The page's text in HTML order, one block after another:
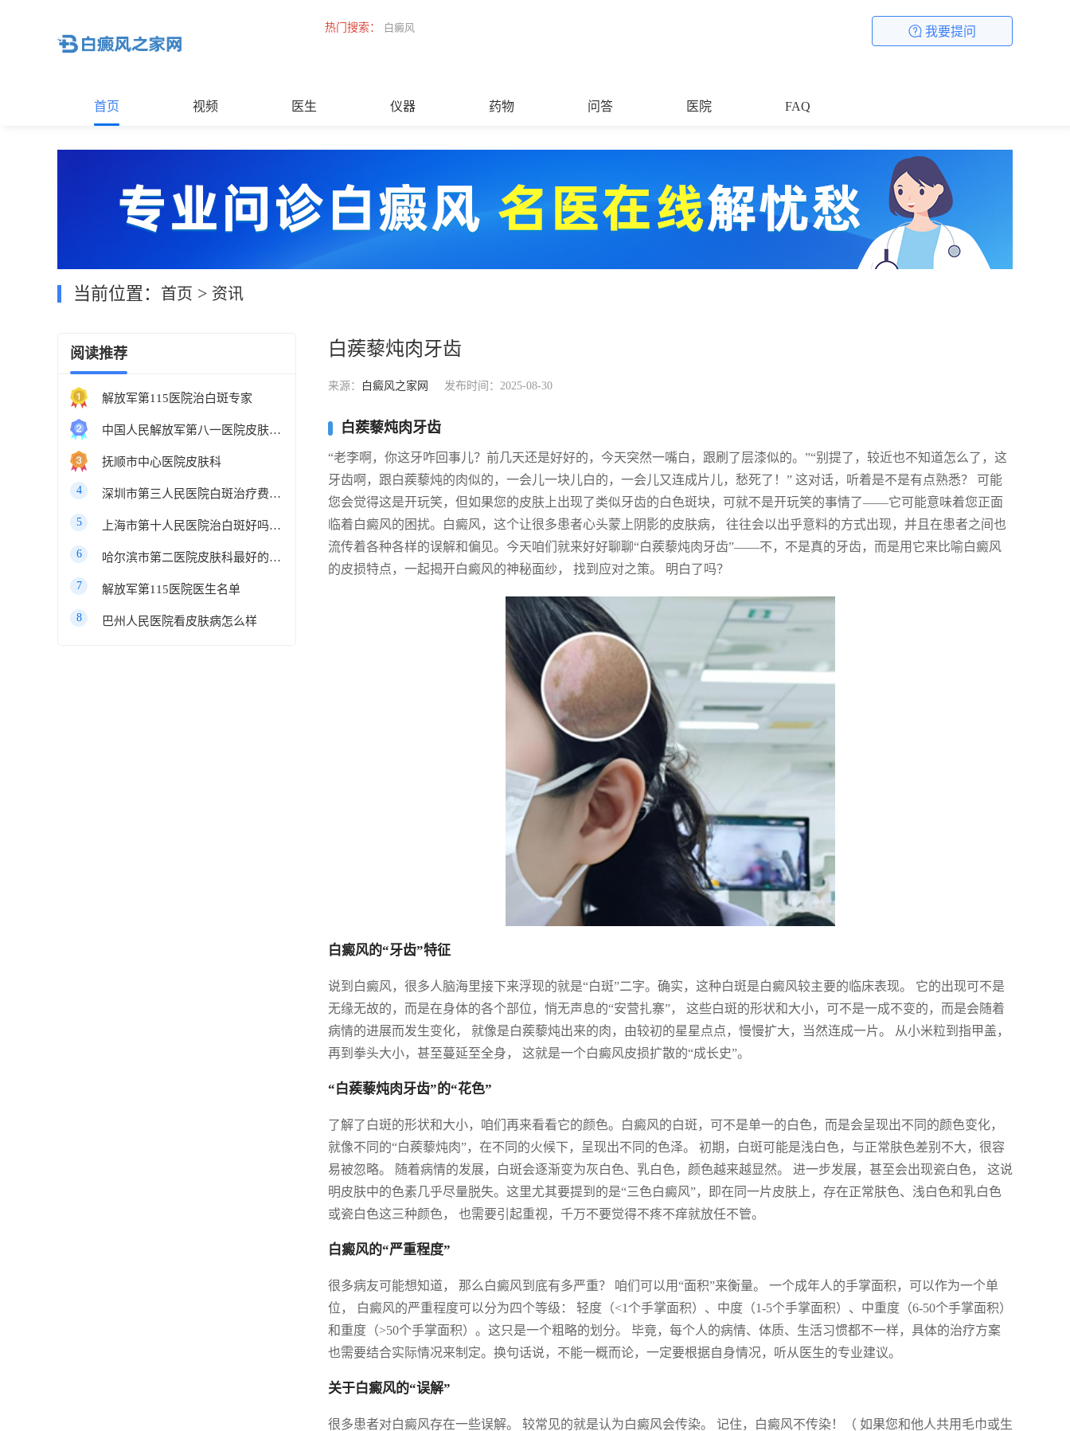
热门搜索： 白癜风 我要提问
首页 视频 医生 仪器 药物 问答 医院 FAQ
当前位置： 首页 > 资讯
阅读推荐
解放军第115医院治白斑专家
中国人民解放军第八一医院皮肤科最好的医生
抚顺市中心医院皮肤科
4 深圳市第三人民医院白斑治疗费用多少
5 上海市第十人民医院治白斑好吗知乎
6 哈尔滨市第二医院皮肤科最好的医生
7 解放军第115医院医生名单
8 巴州人民医院看皮肤病怎么样
白蒺藜炖肉牙齿
来源： 白癜风之家网 发布时间：2025-08-30
白蒺藜炖肉牙齿
“老李啊，你这牙咋回事儿？前几天还是好好的，今天突然一嘴白，跟刷了层漆似的。”“别提了，较近也不知道怎么了，这
牙齿啊，跟白蒺藜炖的肉似的，一会儿一块儿白的，一会儿又连成片儿，愁死了！” 这对话，听着是不是有点熟悉？ 可能
您会觉得这是开玩笑，但如果您的皮肤上出现了类似牙齿的白色斑块，可就不是开玩笑的事情了——它可能意味着您正面
临着白癜风的困扰。白癜风，这个让很多患者心头蒙上阴影的皮肤病， 往往会以出乎意料的方式出现，并且在患者之间也
流传着各种各样的误解和偏见。今天咱们就来好好聊聊“白蒺藜炖肉牙齿”——不，不是真的牙齿，而是用它来比喻白癜风
的皮损特点，一起揭开白癜风的神秘面纱， 找到应对之策。 明白了吗？
白癜风的“牙齿”特征
说到白癜风，很多人脑海里接下来浮现的就是“白斑”二字。确实，这种白斑是白癜风较主要的临床表现。 它的出现可不是
无缘无故的，而是在身体的各个部位，悄无声息的“安营扎寨”， 这些白斑的形状和大小，可不是一成不变的，而是会随着
病情的进展而发生变化， 就像是白蒺藜炖出来的肉，由较初的星星点点，慢慢扩大，当然连成一片。 从小米粒到指甲盖，
再到拳头大小，甚至蔓延至全身， 这就是一个白癜风皮损扩散的“成长史”。
“白蒺藜炖肉牙齿”的“花色”
了解了白斑的形状和大小，咱们再来看看它的颜色。白癜风的白斑，可不是单一的白色，而是会呈现出不同的颜色变化，
就像不同的“白蒺藜炖肉”，在不同的火候下，呈现出不同的色泽。 初期，白斑可能是浅白色，与正常肤色差别不大，很容
易被忽略。 随着病情的发展，白斑会逐渐变为灰白色、乳白色，颜色越来越显然。 进一步发展，甚至会出现瓷白色， 这说
明皮肤中的色素几乎尽量脱失。这里尤其要提到的是“三色白癜风”，即在同一片皮肤上，存在正常肤色、浅白色和乳白色
或瓷白色这三种颜色， 也需要引起重视，千万不要觉得不疼不痒就放任不管。
白癜风的“严重程度”
很多病友可能想知道， 那么白癜风到底有多严重？ 咱们可以用“面积”来衡量。 一个成年人的手掌面积，可以作为一个单
位， 白癜风的严重程度可以分为四个等级： 轻度（<1个手掌面积）、中度（1-5个手掌面积）、中重度（6-50个手掌面积）
和重度（>50个手掌面积）。这只是一个粗略的划分。 毕竟，每个人的病情、体质、生活习惯都不一样，具体的治疗方案
也需要结合实际情况来制定。换句话说，不能一概而论，一定要根据自身情况，听从医生的专业建议。
关于白癜风的“误解”
很多患者对白癜风存在一些误解。 较常见的就是认为白癜风会传染。 记住，白癜风不传染！（ 如果您和他人共用毛巾或生